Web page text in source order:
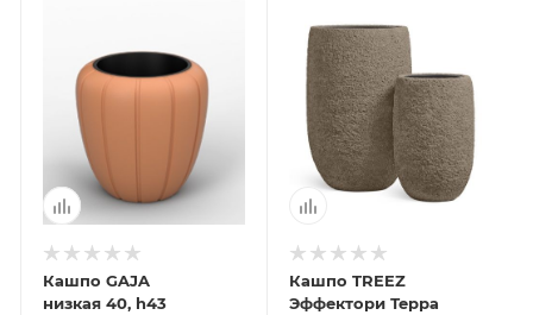
Кашпо GAJA
низкая 40, h43
Кашпо TREEZ
Эффектори Терра